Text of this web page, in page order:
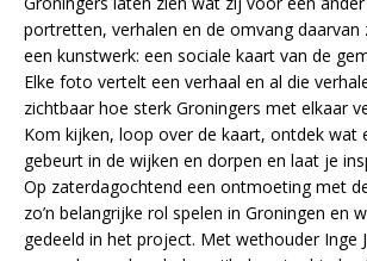
portretten, verhalen en de omvang daarvan
een kunstwerk: een sociale kaart van de
Elke foto vertelt een verhaal en al die
zichtbaar hoe sterk Groningers met elkaar
Kom kijken, loop over de kaart, ontdek wat
gebeurt in de wijken en dorpen en laat je
Op zaterdagochtend een ontmoeting met
zo’n belangrijke rol spelen in Groningen en
gedeeld in het project. Met wethouder Inge